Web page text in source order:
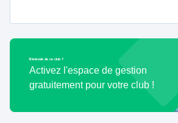
Bénévole de ce club ?
Activez l'espace de gestion
gratuitement pour votre club !